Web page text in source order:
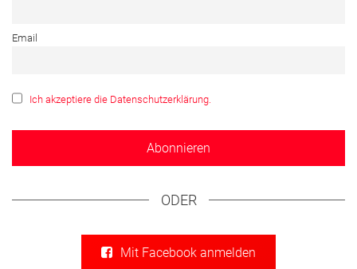
Email
Ich akzeptiere die Datenschutzerklärung.
ODER
Mit Facebook anmelden